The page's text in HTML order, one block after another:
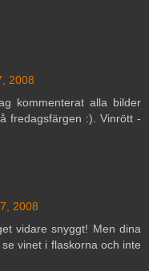
2008
kommenterat alla bilder
fredagsfärgen :). Vinrött -
2008
vidare snyggt! Men dina
vinet i flaskorna och inte